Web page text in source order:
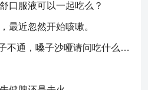
口服液可以一起吃么？
最近忽然开始咳嗽。
你好，鼻炎犯了，鼻子不通，嗓子沙哑请问吃什么药比较好？